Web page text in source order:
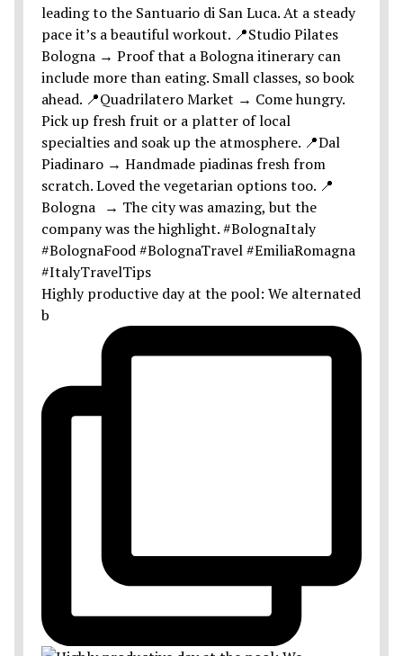
Highly productive day at the pool: We alternated
b